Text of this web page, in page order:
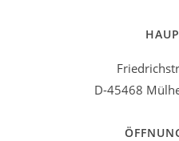
D-45468